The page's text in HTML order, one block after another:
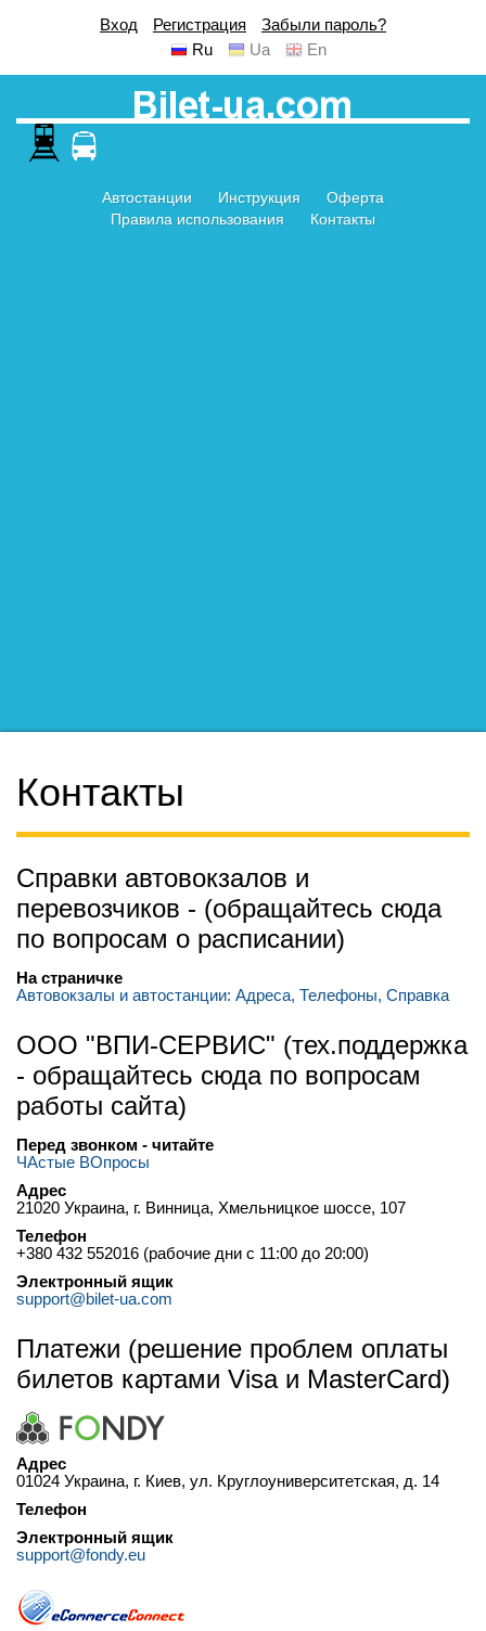
Вход Регистрация
Забыли пароль?
Ru
Ua En
Автостанции Инструкция
Оферта
Правила использования
Контакты
Контакты
Справки автовокзалов и
перевозчиков - (обращайтесь сюда
по вопросам о расписании)
На страничке
Автовокзалы и автостанции: Адреса, Телефоны, Справка
ООО "ВПИ-СЕРВИС" (тех.поддержка
- обращайтесь сюда по вопросам
работы сайта)
Перед звонком - читайте
ЧАстые ВОпросы
Адрес
21020 Украина, г. Винница, Хмельницкое шоссе, 107
Телефон
+380 432 552016 (рабочие дни с 11:00 до 20:00)
Электронный ящик
support@bilet-ua.com
Платежи (решение проблем оплаты
билетов картами Visa и MasterCard)
Адрес
01024 Украина, г. Киев, ул. Круглоуниверситетская, д. 14
Телефон
Электронный ящик
support@fondy.eu